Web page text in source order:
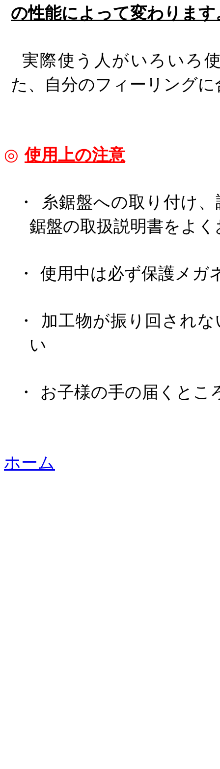
の性能によって変わります
実際使う人がいろいろ
た、自分のフィーリング
◎ 使用上の注意
・
糸鋸盤への取り付け
鋸盤の取扱説明書をよ
・ 使用中は必ず保護メガ
・
加工物が振り回され
い
・ お子様の手の届くとこ
ホーム